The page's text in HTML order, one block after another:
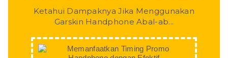
Ketahui Dampaknya Jika Menggunakan
Garskin Handphone Abal-ab...